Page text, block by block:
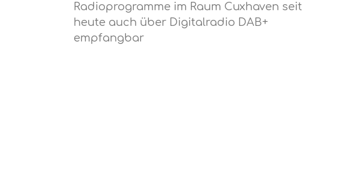
Radioprogramme im Raum Cuxhaven seit
heute auch über Digitalradio DAB+
empfangbar